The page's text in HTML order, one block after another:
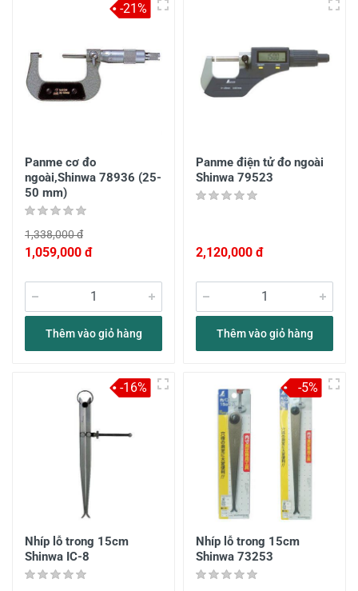
Panme cơ đo
ngoài,Shinwa 78936 (25-
50 mm)
1,338,000 đ
1,059,000 đ
Thêm vào giỏ hàng
-21%
Panme điện tử đo ngoài
Shinwa 79523
2,120,000 đ
Thêm vào giỏ hàng
Nhíp lỗ trong 15cm
Shinwa IC-8
-16%
Nhíp lỗ trong 15cm
Shinwa 73253
-5%